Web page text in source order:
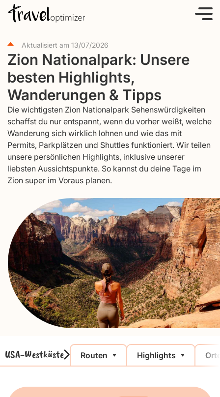
Aktualisiert am 13/07/2026
Zion Nationalpark: Unsere
besten Highlights,
Wanderungen & Tipps
Die wichtigsten Zion Nationalpark Sehenswürdigkeiten
schaffst du nur entspannt, wenn du vorher weißt, welche
Wanderung sich wirklich lohnen und wie das mit
Permits, Parkplätzen und Shuttles funktioniert. Wir teilen
unsere persönlichen Highlights, inklusive unserer
liebsten Aussichtspunkte. So kannst du deine Tage im
Zion super im Voraus planen.
USA-Westküste Routen Highlights